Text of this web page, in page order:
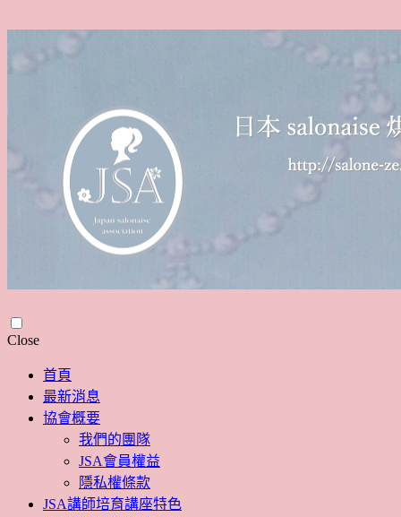
CloseSkip
content
首頁
最新消息
協會概要
我們的團隊
JSA會員權益
隱私權條款
JSA講師培育講座特色